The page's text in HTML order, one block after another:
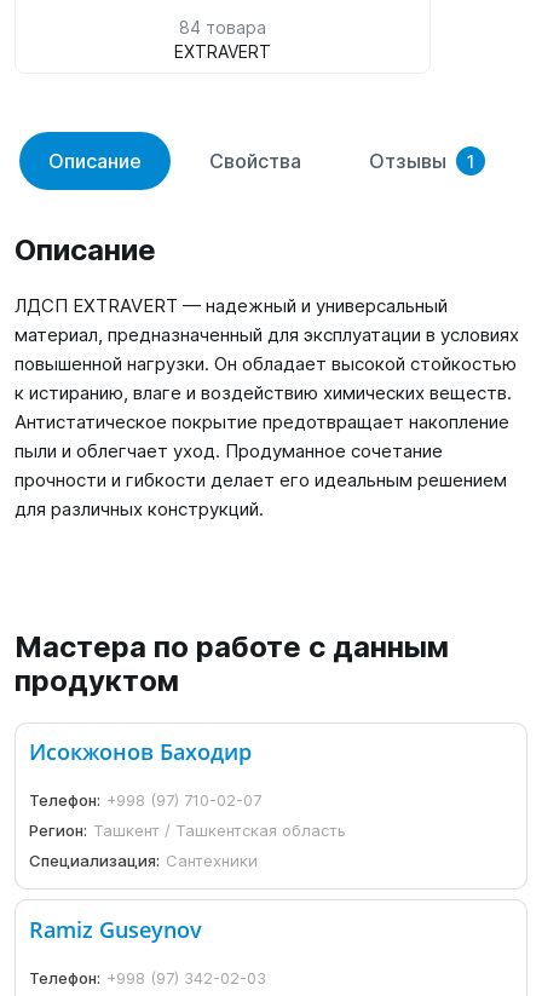
84 товара
EXTRAVERT
Описание Свойства Отзывы 1
Описание
ЛДСП EXTRAVERT — надежный и универсальный
материал, предназначенный для эксплуатации в условиях
повышенной нагрузки. Он обладает высокой стойкостью
к истиранию, влаге и воздействию химических веществ.
Антистатическое покрытие предотвращает накопление
пыли и облегчает уход. Продуманное сочетание
прочности и гибкости делает его идеальным решением
для различных конструкций.
Мастера по работе с данным
продуктом
Исокжонов Баходир
Телефон: +998 (97) 710-02-07
Регион: Ташкент / Ташкентская область
Специализация: Сантехники
Ramiz Guseynov
Телефон: +998 (97) 342-02-03